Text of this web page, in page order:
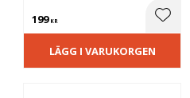
mysig atmosfär i kök eller
199KR
LÄGG I VARUKORGEN